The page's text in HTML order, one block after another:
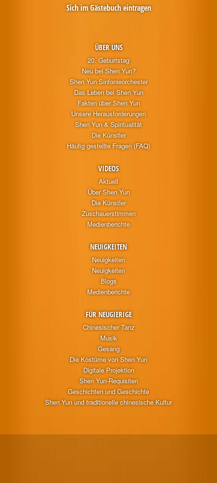
ÜBER UNS
20. Geburtstag
Neu bei Shen Yun?
Shen Yun Sinfonieorchester
Das Leben bei Shen Yun
Fakten über Shen Yun
Unsere Herausforderungen
Shen Yun & Spiritualität
Die Künstler
Häufig gestellte Fragen (FAQ)
VIDEOS
Aktuell
Über Shen Yun
Die Künstler
Zuschauerstimmen
Medienberichte
NEUIGKEITEN
Neuigkeiten
Neuigkeiten
Blogs
Medienberichte
FÜR NEUGIERIGE
Chinesischer Tanz
Musik
Gesang
Die Kostüme von Shen Yun
Digitale Projektion
Shen Yun-Requisiten
Geschichten und Geschichte
Shen Yun und traditionelle chinesische Kultur
Sich im Gästebuch eintragen